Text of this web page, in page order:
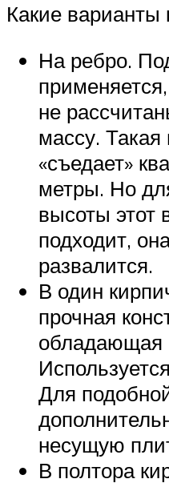
Какие
На ребро.
не
массу. Такая
«съедает»
метры. Но
высоты этот
подходит,
развалится.
В один
прочная
обладающая
Для
несущую
В полтора